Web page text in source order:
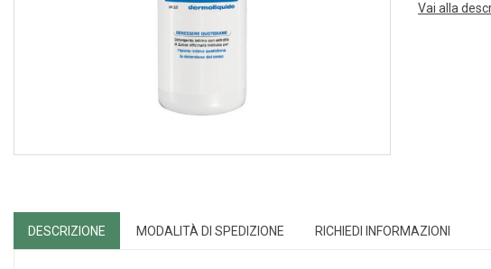
Vai alla
DESCRIZIONE MODALITÀ DI SPEDIZIONE RICHIEDI INFORMAZIONI